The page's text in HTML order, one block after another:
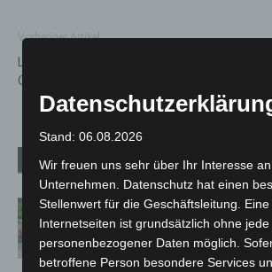
Vorheriger Artikel
Laternenfest mit der
Ortsfeuerwehr Schulenburg
Am
Verwandte Artikel Mehr vom Autor
Region Hannover: 21
Notfallsanitäter
Kreuz
Stand: 06.08.2026
Wir freuen uns sehr über Ihr Interesse
Unternehmen. Datenschutz hat einen
Stellenwert für die Geschäftsleitung.
Internetseiten ist grundsätzlich ohne jede
personenbezogener Daten möglich.
betroffene Person besondere Services